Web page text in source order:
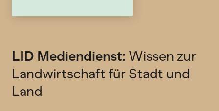
LID Mediendienst: Wissen zur
Landwirtschaft für Stadt und
Land